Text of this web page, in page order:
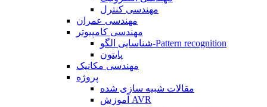
مهندسی کنترل
مهندسی عمران
مهندسی کامپیوتر
شناسایی الگو-Pattern recognition
پایتون
مهندسی مکانیک
پروژه
مقالات شبیه سازی شده
آموزش AVR